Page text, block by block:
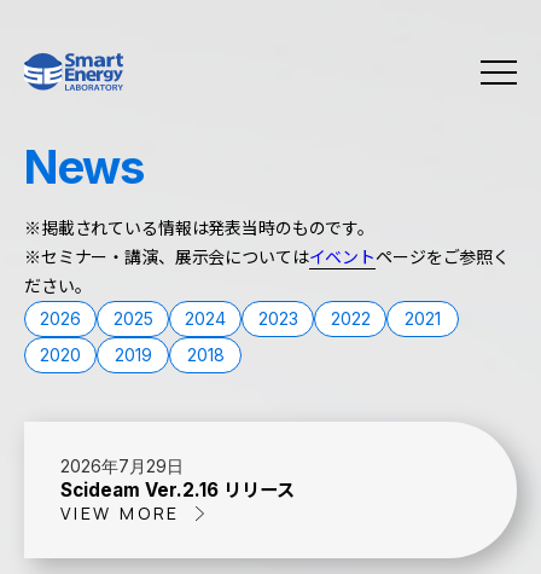
News
※掲載されている情報は発表当時のものです。
※セミナー・講演、展示会についてはイベントページをご参照く
ださい。
2026
2025 2024 2023 2022
2021
2020
2019 2018
2026年7月29日
Scideam Ver.2.16 リリース
VIEW MORE